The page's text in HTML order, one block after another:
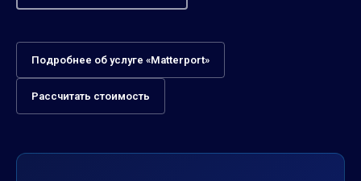
Подробнее об услуге «Matterport»
Рассчитать стоимость